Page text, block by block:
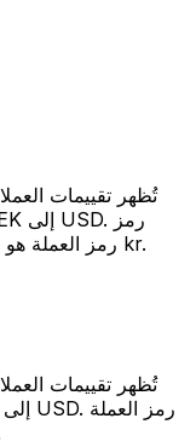
تُظهر تقييمات
العملة لـ عملات الكرون الإستوني هو EEK. رمز العملة هو kr.
تُظهر تقييمات